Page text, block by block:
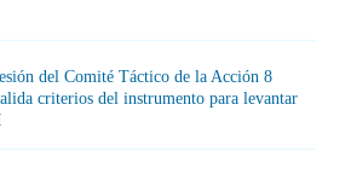
del Comité Táctico de la Acción 8
criterios del instrumento para levantar